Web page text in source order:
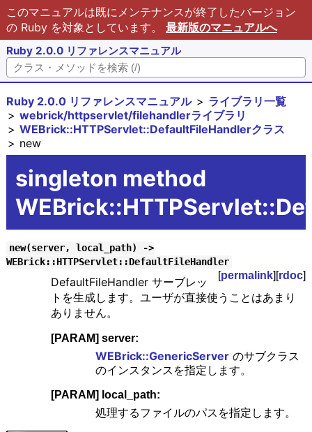
このマニュアルは既にメンテナンスが終了したバージョン
の Ruby を対象としています。 最新版のマニュアルへ
Ruby 2.0.0 リファレンスマニュアル
Ruby 2.0.0 リファレンスマニュアル
ライブラリ一覧
webrick/httpservlet/filehandlerライブラリ
WEBrick::HTTPServlet::DefaultFileHandlerクラス
new
singleton method
new(server, local_path) ->
WEBrick::HTTPServlet::DefaultFileHandler
[permalink][rdoc]
DefaultFileHandler サーブレッ
トを生成します。ユーザが直接使うことはあまり
ありません。
[PARAM] server:
WEBrick::GenericServerのサブクラス
のインスタンスを指定します。
[PARAM] local_path:
処理するファイルのパスを指定します。